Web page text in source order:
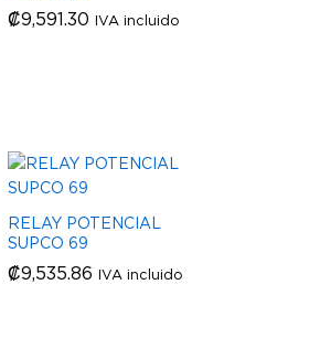
₡9,591.30 IVA incluido
₡9,591.30
RELAY POTENCIAL
SUPCO 69
₡9,535.86 IVA incluido
₡9,535.86